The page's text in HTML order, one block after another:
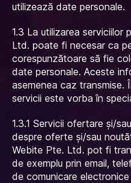
utilizează date personale.
1.3 La utilizarea serviciilor
Ltd. poate fi necesar ca
corespunzătoare să fie
date personale. Aceste
asemenea caz transmise.
servicii este vorba în
1.3.1 Servicii ofertare și/
despre oferte și/sau
Webite Pte. Ltd. pot fi
de exemplu prin email,
de comunicare